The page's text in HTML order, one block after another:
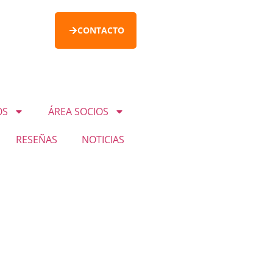
CONTACTO
ÁREA SOCIOS
RESEÑAS NOTICIAS